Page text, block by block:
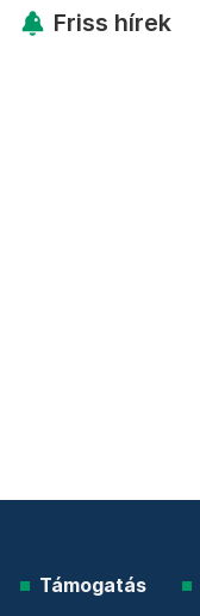
Friss hírek
Támogatás